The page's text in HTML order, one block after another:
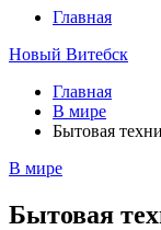
Главная
Новый Витебск
Главная
В мире
Бытовая
В мире
Бытовая